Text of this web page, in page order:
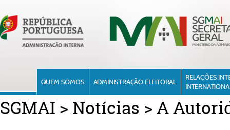
QUEM SOMOS ADMINISTRAÇÃO ELEITORAL
RELAÇÕES
SGMAI > Notícias > A